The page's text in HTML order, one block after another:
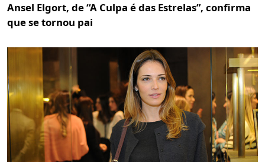
Ansel Elgort, de “A Culpa é das Estrelas”, confirma
que se tornou pai